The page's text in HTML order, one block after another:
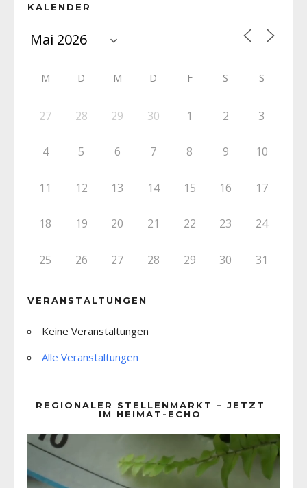
KALENDER
M D M D F S S
27 28 29 30 1 2 3
4 5 6 7 8 9 10
11 12 13 14 15 16 17
18 19 20 21 22 23 24
25 26 27 28 29 30 31
VERANSTALTUNGEN
Keine Veranstaltungen
Alle Veranstaltungen
REGIONALER STELLENMARKT – JETZT
IM HEIMAT-ECHO
Player